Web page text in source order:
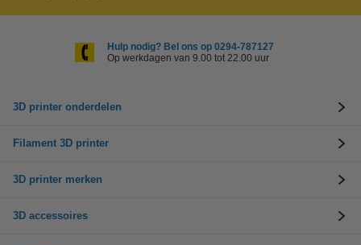
Hulp nodig? Bel ons op 0294-787127
Op werkdagen van 9.00 tot 22.00 uur
3D printer onderdelen
Filament 3D printer
3D printer merken
3D accessoires